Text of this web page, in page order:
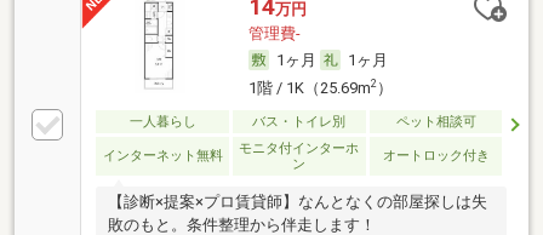
14万円
管理費-
1ヶ月
1ヶ月
1階 / 1K（25.69m2）
一人暮らし バス・トイレ別 ペット相談可
インターネット無料
モニタ付インターホ
ン
オートロック付き
【診断×提案×プロ賃貸師】なんとなくの部屋探しは失
敗のもと。条件整理から伴走します！